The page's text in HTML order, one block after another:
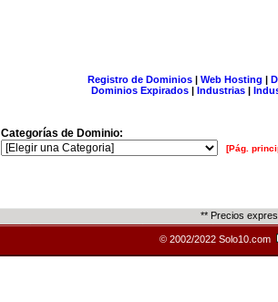
Registro de Dominios| Web Hosting |
Dominios Expirados | Industrias |
Categorías de Dominio:
[Pág.
** Precios
© 2002/2022 Solo10.com